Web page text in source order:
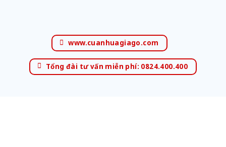
www.cuanhuagiago.com
Tổng đài tư vấn miễn phí: 0824.400.400